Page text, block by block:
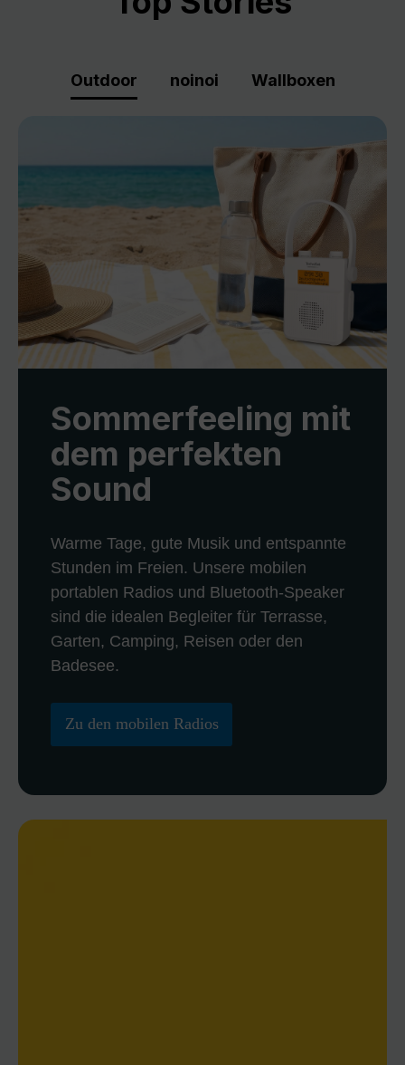
Outdoor noinoi Wallboxen
Sommerfeeling mit
dem perfekten
Sound
Warme Tage, gute Musik und entspannte
Stunden im Freien. Unsere mobilen
portablen Radios und Bluetooth-Speaker
sind die idealen Begleiter für Terrasse,
Garten, Camping, Reisen oder den
Badesee.
Zu den mobilen Radios